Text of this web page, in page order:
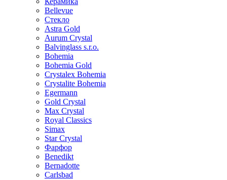
Bellevue
Стекло
Astra Gold
Aurum Crystal
Balvinglass s.r.o.
Bohemia
Bohemia Gold
Crystalex Bohemia
Crystalite Bohemia
Egermann
Gold Crystal
Max Crystal
Royal Classics
Simax
Star Crystal
Фарфор
Benedikt
Bernadotte
Carlsbad